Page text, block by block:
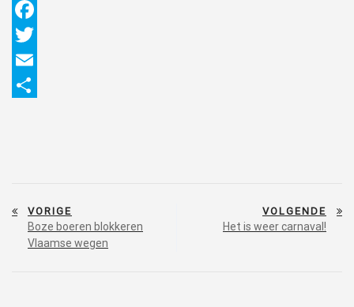
Facebook
Twitter
Email
Bericht
navigatie
VORIGE
Boze boeren blokkeren
Vlaamse wegen
VOLGENDE
Het is weer carnaval!